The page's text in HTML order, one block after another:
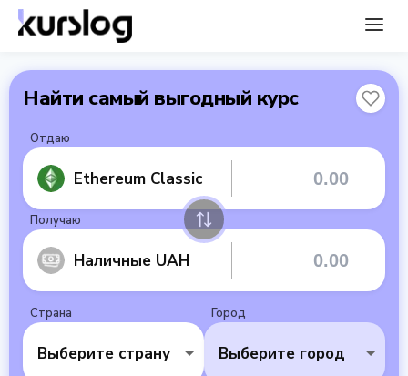
Найти самый выгодный курс
Отдаю
Ethereum Classic
Получаю
Наличные UAH
Страна
Выберите страну
Город
Выберите город